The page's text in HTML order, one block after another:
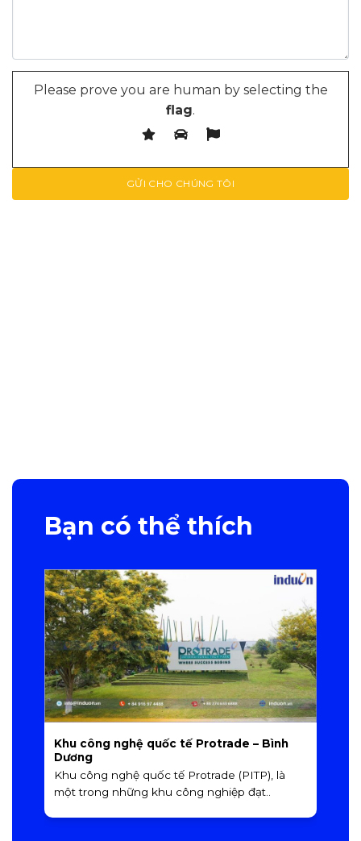
Please prove you are human by selecting the
flag.
Bạn có thể thích
Khu công nghệ quốc tế Protrade – Bình
Dương
Khu công nghệ quốc tế Protrade (PITP), là
một trong những khu công nghiệp đạt..